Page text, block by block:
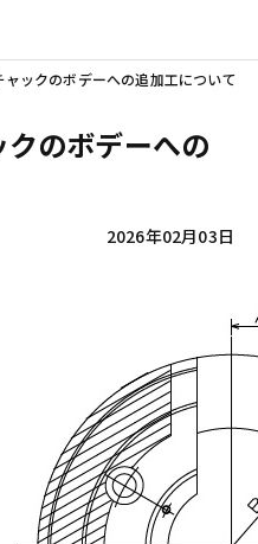
ャックのボデーへの追加工について
クのボデーへの
2026年02月03日